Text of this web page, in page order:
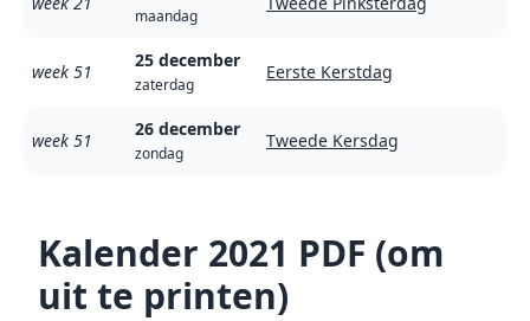
maandag
week 51
25 december
zaterdag
Eerste Kerstdag
week 51
26 december
zondag
Tweede Kersdag
Kalender 2021 PDF (om
uit te printen)